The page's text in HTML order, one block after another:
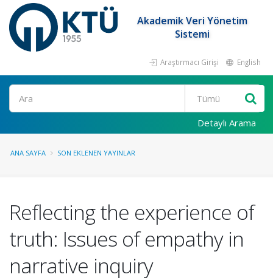
Akademik Veri Yönetim
Sistemi
Araştırmacı Girişi English
Ara
Detaylı Arama
ANA SAYFA SON EKLENEN YAYINLAR
Reflecting the experience of
truth: Issues of empathy in
narrative inquiry